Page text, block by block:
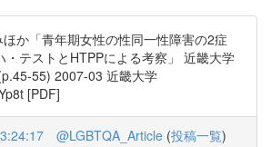
ほか「青年期女性の性同一性障害の2症
・テストとHTPPによる考察」 近畿大学
55) 2007-03 近畿大学
[PDF]
@LGBTQA_Article (投稿一覧)